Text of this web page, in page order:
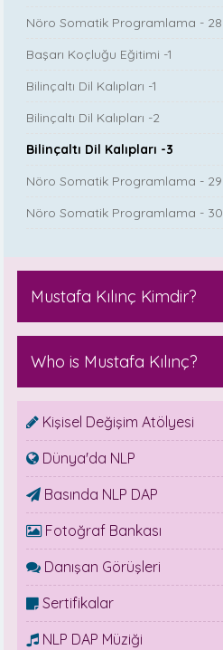
Nöro Somatik Programlama - 28
Başarı Koçluğu Eğitimi -1
Bilinçaltı Dil Kalıpları -1
Bilinçaltı Dil Kalıpları -2
Bilinçaltı Dil Kalıpları -3
Nöro Somatik Programlama - 29
Nöro Somatik Programlama - 30
Mustafa Kılınç Kimdir?
Who is Mustafa Kılınç?
Kişisel Değişim Atölyesi
Dünya'da NLP
Basında NLP DAP
Fotoğraf Bankası
Danışan Görüşleri
Sertifikalar
NLP DAP Müziği